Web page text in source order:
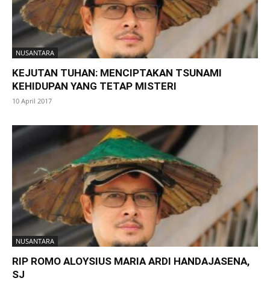
NUSANTARA
KEJUTAN TUHAN: MENCIPTAKAN TSUNAMI
KEHIDUPAN YANG TETAP MISTERI
10 April 2017
NUSANTARA
RIP ROMO ALOYSIUS MARIA ARDI HANDAJASENA,
SJ